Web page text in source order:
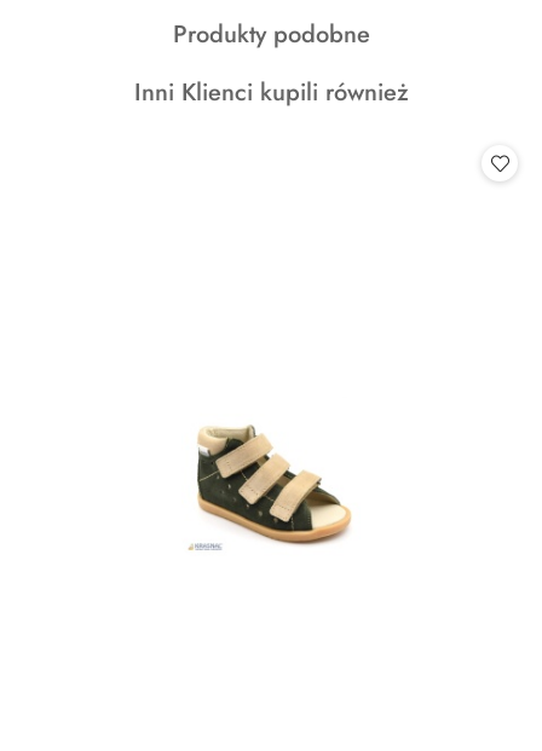
statusie:Produkty
statusie:
Produkty podobne
Produkty
Inni Klienci kupili również